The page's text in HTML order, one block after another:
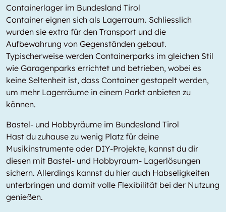
Containerlager im Bundesland Tirol
Container eignen sich als Lagerraum. Schliesslich
wurden sie extra für den Transport und die
Aufbewahrung von Gegenständen gebaut.
Typischerweise werden Containerparks im gleichen Stil
wie Garagenparks errichtet und betrieben, wobei es
keine Seltenheit ist, dass Container gestapelt werden,
um mehr Lagerräume in einem Parkt anbieten zu
können.
Bastel- und Hobbyräume im Bundesland Tirol
Hast du zuhause zu wenig Platz für deine
Musikinstrumente oder DIY-Projekte, kannst du dir
diesen mit Bastel- und Hobbyraum- Lagerlösungen
sichern. Allerdings kannst du hier auch Habseligkeiten
unterbringen und damit volle Flexibilität bei der Nutzung
genießen.